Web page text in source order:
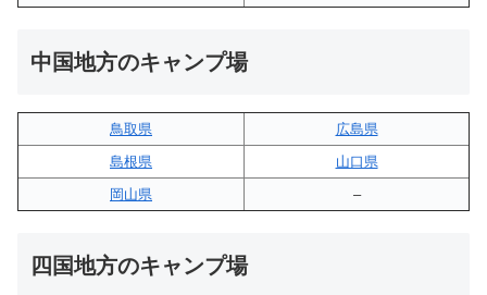
中国地方のキャンプ場
鳥取県
広島県
島根県
山口県
岡山県
–
四国地方のキャンプ場